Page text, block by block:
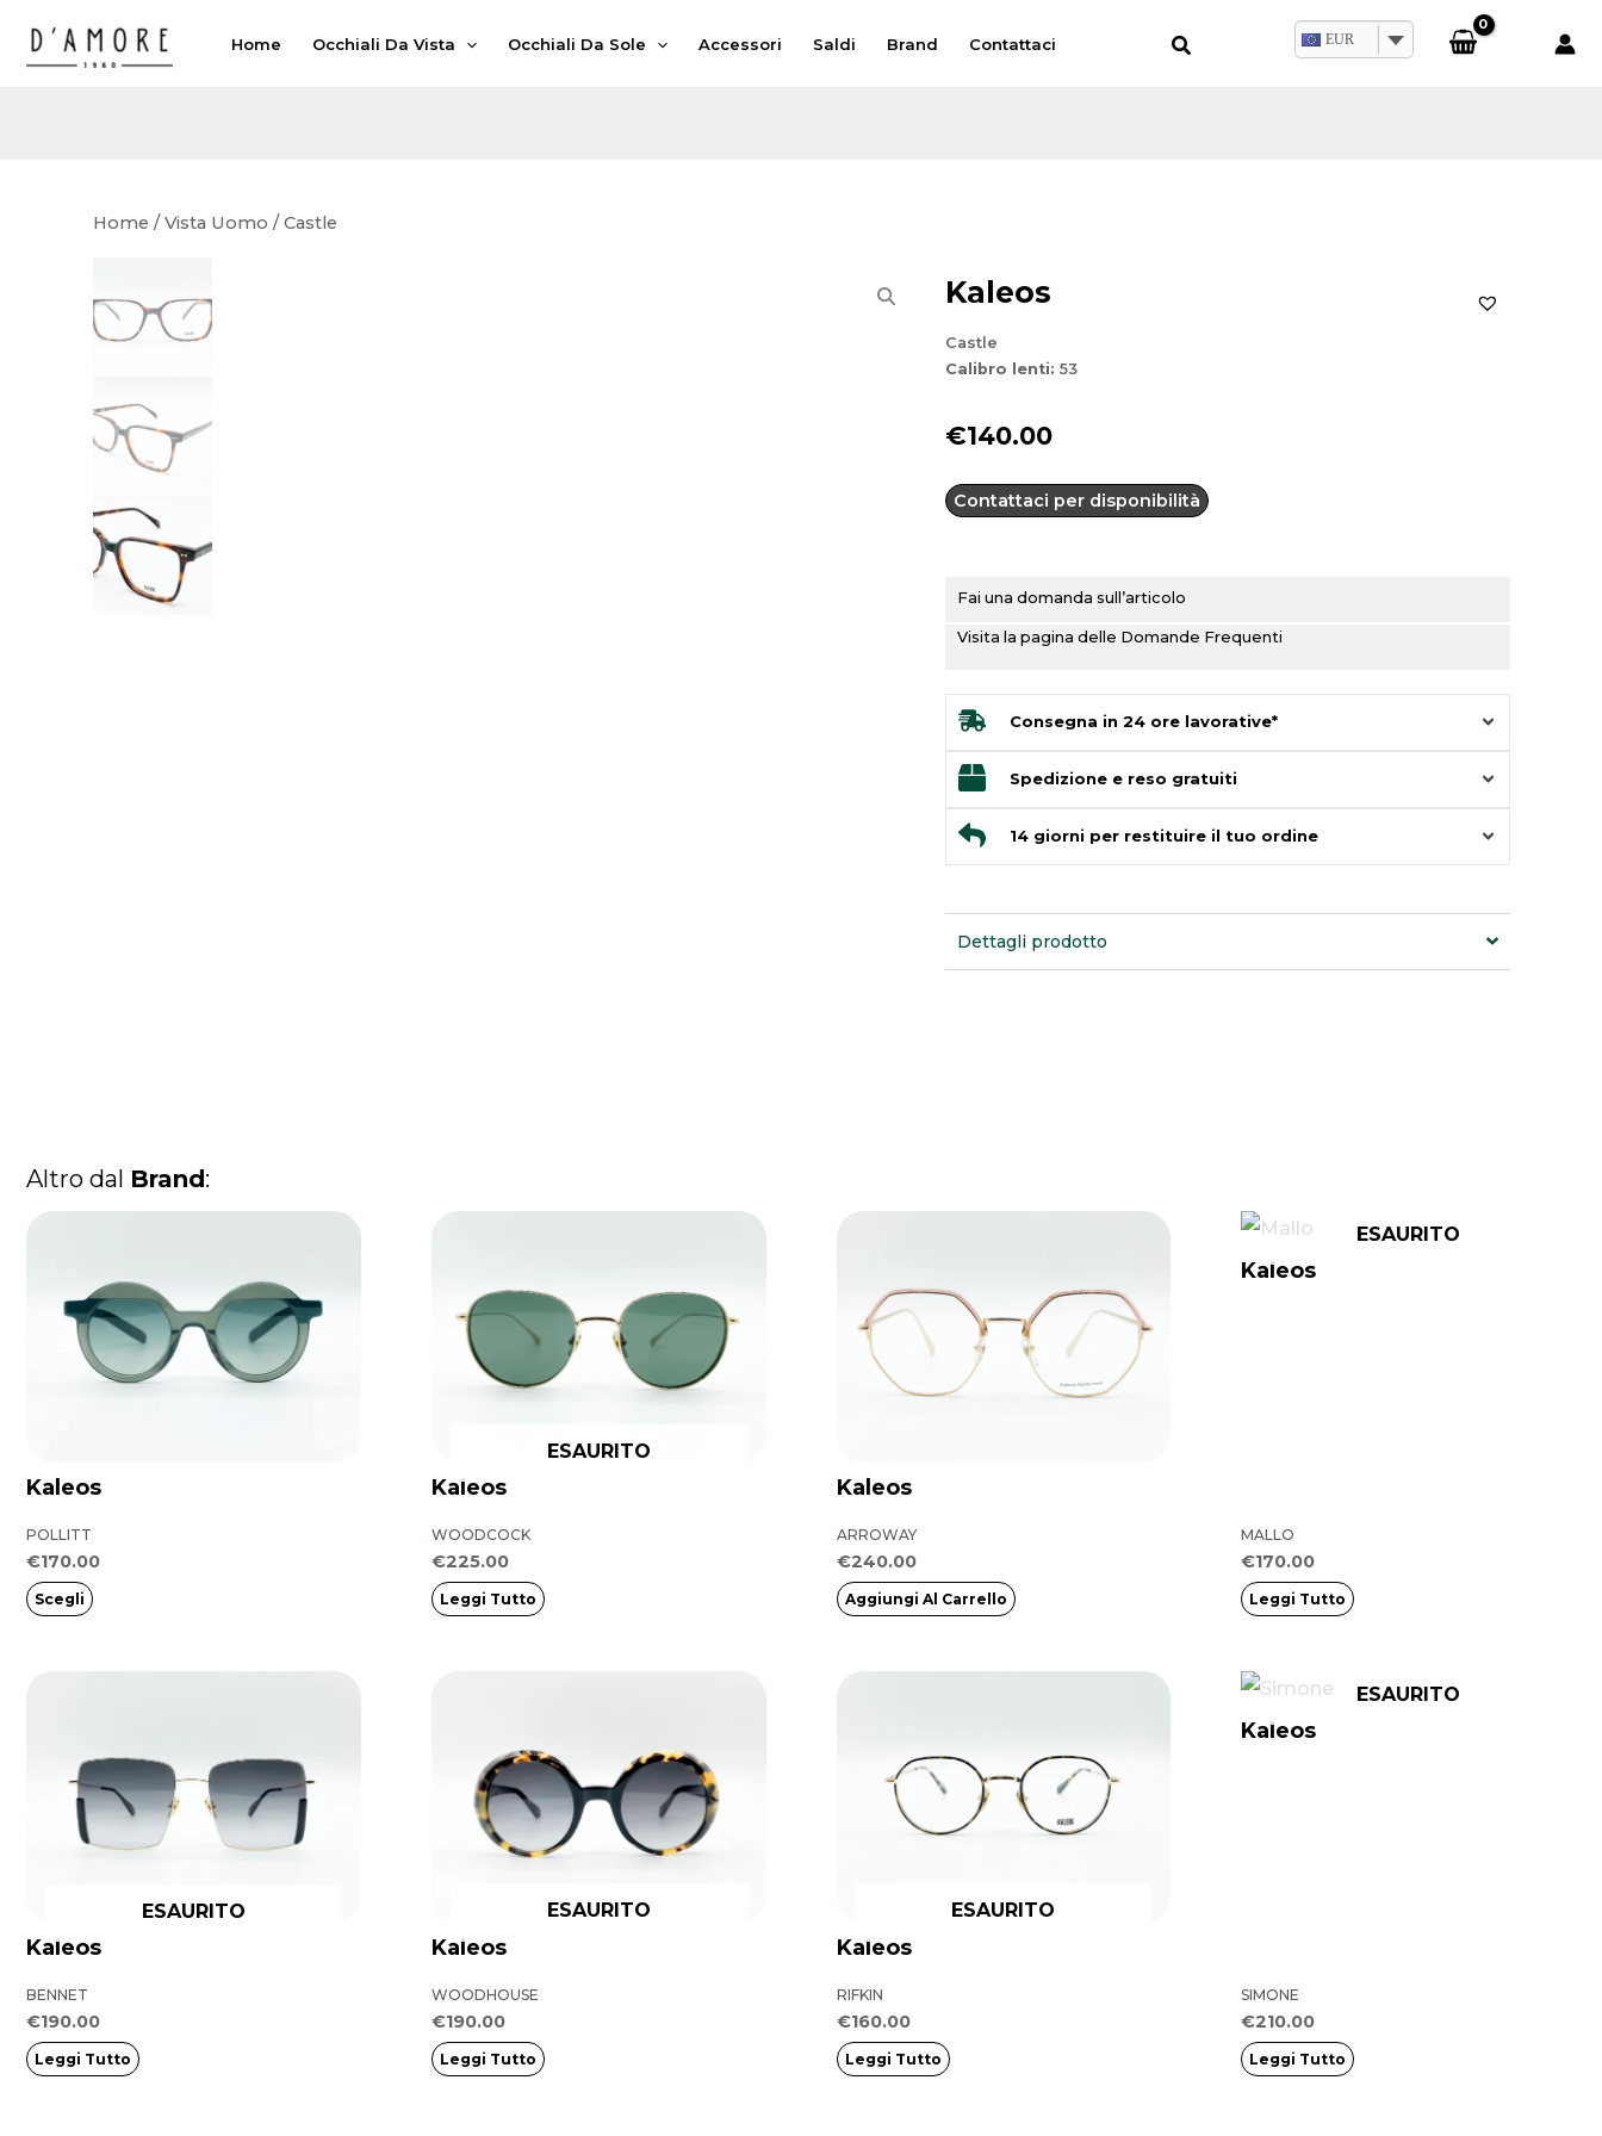
Home Occhiali Da Vista Occhiali Da Sole Accessori Saldi Brand Contattaci EUR
Home /Vista Uomo / Castle
Kaleos
Castle
Calibro lenti: 53
€140.00
Contattaci per disponibilità
Fai una domanda sull’articolo
Visita la pagina delle Domande Frequenti
Consegna in 24 ore lavorative*
Spedizione e reso gratuiti
14 giorni per restituire il tuo ordine
Dettagli prodotto
Altro dal Brand:
Kaleos
POLLITT
€170.00
Scegli
varianti.
scelte
nella
pagina
prodotto
Kaleos
ESAURITO
WOODCOCK
€225.00
Leggi Tutto
Kaleos
ARROWAY
€240.00
Aggiungi Al Carrello
Kaleos
ESAURITO
MALLO
€170.00
Leggi Tutto
Kaleos
ESAURITO
BENNET
€190.00
Leggi Tutto
Kaleos
ESAURITO
WOODHOUSE
€190.00
Leggi Tutto
Kaleos
ESAURITO
RIFKIN
€160.00
Leggi Tutto
Kaleos
ESAURITO
SIMONE
€210.00
Leggi Tutto